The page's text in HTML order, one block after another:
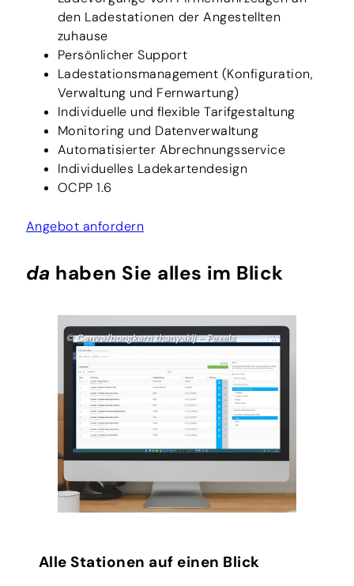
den Ladestationen der Angestellten
zuhause
Persönlicher Support
Ladestationsmanagement (Konfiguration,
Verwaltung und Fernwartung)
Individuelle und flexible Tarifgestaltung
Monitoring und Datenverwaltung
Automatisierter Abrechnungsservice
Individuelles Ladekartendesign
OCPP 1.6
Angebot anfordern
da haben Sie alles im Blick
© Canva/bongkarn thanyakij – Pexels
Alle Stationen auf einen Blick